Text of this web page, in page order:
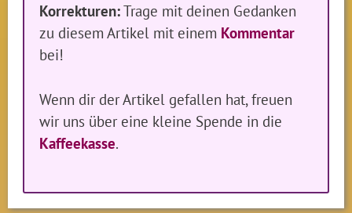
Korrekturen:Trage mit deinen Gedanken
zu diesem Artikel mit einem Kommentar
bei!
Wenn dir der Artikel gefallen hat, freuen
wir uns über eine kleine Spende in die
Kaffeekasse.